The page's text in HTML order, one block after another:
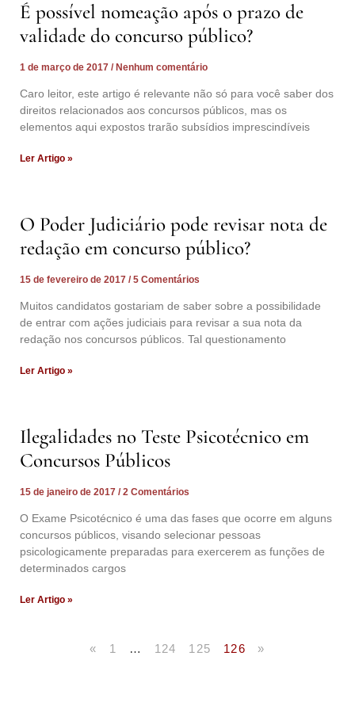
É possível nomeação após o prazo de
validade do concurso público?
1 de março de 2017 Nenhum comentário
Caro leitor, este artigo é relevante não só para você saber dos
direitos relacionados aos concursos públicos, mas os
elementos aqui expostos trarão subsídios imprescindíveis
Ler Artigo »
O Poder Judiciário pode revisar nota de
redação em concurso público?
15 de fevereiro de 2017 5 Comentários
Muitos candidatos gostariam de saber sobre a possibilidade
de entrar com ações judiciais para revisar a sua nota da
redação nos concursos públicos. Tal questionamento
Ler Artigo »
Ilegalidades no Teste Psicotécnico em
Concursos Públicos
15 de janeiro de 2017 2 Comentários
O Exame Psicotécnico é uma das fases que ocorre em alguns
concursos públicos, visando selecionar pessoas
psicologicamente preparadas para exercerem as funções de
determinados cargos
Ler Artigo »
« 1 … 124 125 126 »